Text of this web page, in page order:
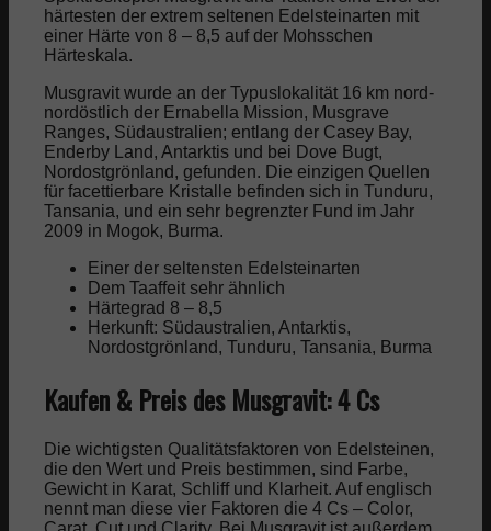
härtesten der extrem seltenen Edelsteinarten mit
einer Härte von 8 – 8,5 auf der Mohsschen
Härteskala.
Musgravit wurde an der Typuslokalität 16 km nord-
nordöstlich der Ernabella Mission, Musgrave
Ranges, Südaustralien; entlang der Casey Bay,
Enderby Land, Antarktis und bei Dove Bugt,
Nordostgrönland, gefunden. Die einzigen Quellen
für facettierbare Kristalle befinden sich in Tunduru,
Tansania, und ein sehr begrenzter Fund im Jahr
2009 in Mogok, Burma.
Einer der seltensten Edelsteinarten
Dem Taaffeit sehr ähnlich
Härtegrad 8 – 8,5
Herkunft: Südaustralien, Antarktis,
Nordostgrönland, Tunduru, Tansania, Burma
Kaufen & Preis des Musgravit: 4 Cs
Die wichtigsten Qualitätsfaktoren von Edelsteinen,
die den Wert und Preis bestimmen, sind Farbe,
Gewicht in Karat, Schliff und Klarheit. Auf englisch
nennt man diese vier Faktoren die 4 Cs – Color,